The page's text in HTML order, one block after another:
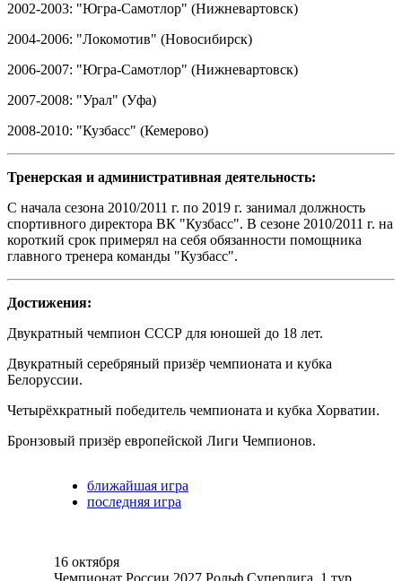
2002-2003: "Югра-Самотлор" (Нижневартовск)
2004-2006: "Локомотив" (Новосибирск)
2006-2007: "Югра-Самотлор" (Нижневартовск)
2007-2008: "Урал" (Уфа)
2008-2010: "Кузбасс" (Кемерово)
Тренерская и административная деятельность:
С начала сезона 2010/2011 г. по 2019 г. занимал должность
спортивного директора ВК "Кузбасс". В сезоне 2010/2011 г. на
короткий срок примерял на себя обязанности помощника
главного тренера команды "Кузбасс".
Достижения:
Двукратный чемпион СССР для юношей до 18 лет.
Двукратный серебряный призёр чемпионата и кубка
Белоруссии.
Четырёхкратный победитель чемпионата и кубка Хорватии.
Бронзовый призёр европейской Лиги Чемпионов.
ближайшая игра
последняя игра
16 октября
Чемпионат России 2027 Рольф Суперлига. 1 тур